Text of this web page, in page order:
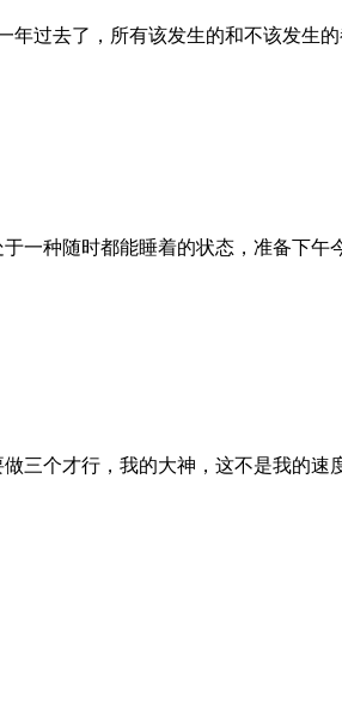
年过去了，所有该发生的和不该发生
一种随时都能睡着的状态，准备下午
三个才行，我的大神，这不是我的速